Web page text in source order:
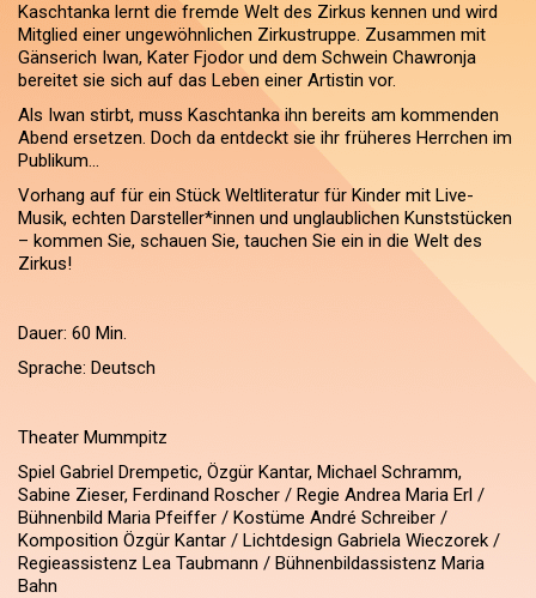
Kaschtanka lernt die fremde Welt des Zirkus kennen und wird
Mitglied einer ungewöhnlichen Zirkustruppe. Zusammen mit
Gänserich Iwan, Kater Fjodor und dem Schwein Chawronja
bereitet sie sich auf das Leben einer Artistin vor.
Als Iwan stirbt, muss Kaschtanka ihn bereits am kommenden
Abend ersetzen. Doch da entdeckt sie ihr früheres Herrchen im
Publikum...
Vorhang auf für ein Stück Weltliteratur für Kinder mit Live-
Musik, echten Darsteller*innen und unglaublichen Kunststücken
– kommen Sie, schauen Sie, tauchen Sie ein in die Welt des
Zirkus!
Dauer: 60 Min.
Sprache: Deutsch
Theater Mummpitz
Spiel Gabriel Drempetic, Özgür Kantar, Michael Schramm,
Sabine Zieser, Ferdinand Roscher / Regie Andrea Maria Erl /
Bühnenbild Maria Pfeiffer / Kostüme André Schreiber /
Komposition Özgür Kantar / Lichtdesign Gabriela Wieczorek /
Regieassistenz Lea Taubmann / Bühnenbildassistenz Maria
Bahn